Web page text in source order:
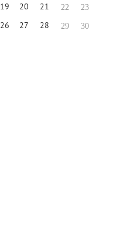
19 20 21 22 23
26 27 28 29 30